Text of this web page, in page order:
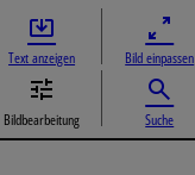
Text anzeigen Bild einpassen
Bildbearbeitung Suche